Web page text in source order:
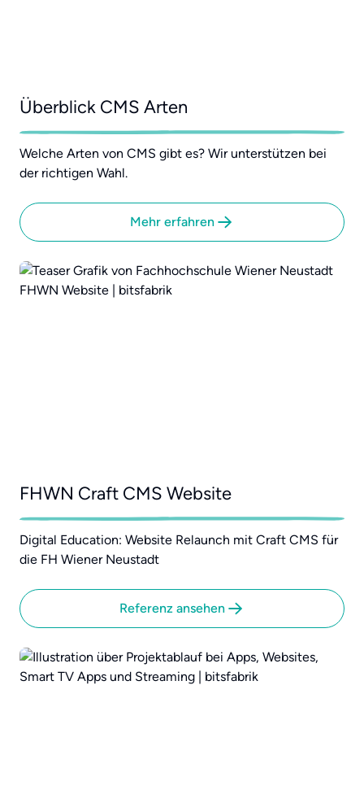
Überblick CMS Arten
Welche Arten von CMS gibt es? Wir unterstützen bei
der richtigen Wahl.
Mehr erfahren
FHWN Craft CMS Website
Digital Education: Website Relaunch mit Craft CMS für
die FH Wiener Neustadt
Referenz ansehen